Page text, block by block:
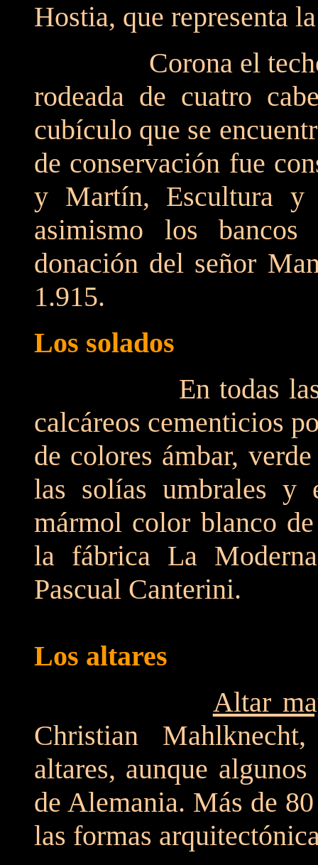
Hostia, que representa
Corona el techo
rodeada de cuatro
cubículo que se
de conservación fue
y Martín, Escultura
asimismo los
donación del señor
1.915.
Los solados
En todas las
calcáreos cementicios
de colores ámbar,
las solías umbrales y
mármol color blanco
la fábrica La
Pascual Canterini.
Los altares
Altar
Christian
altares, aunque
de Alemania. Más de
las formas